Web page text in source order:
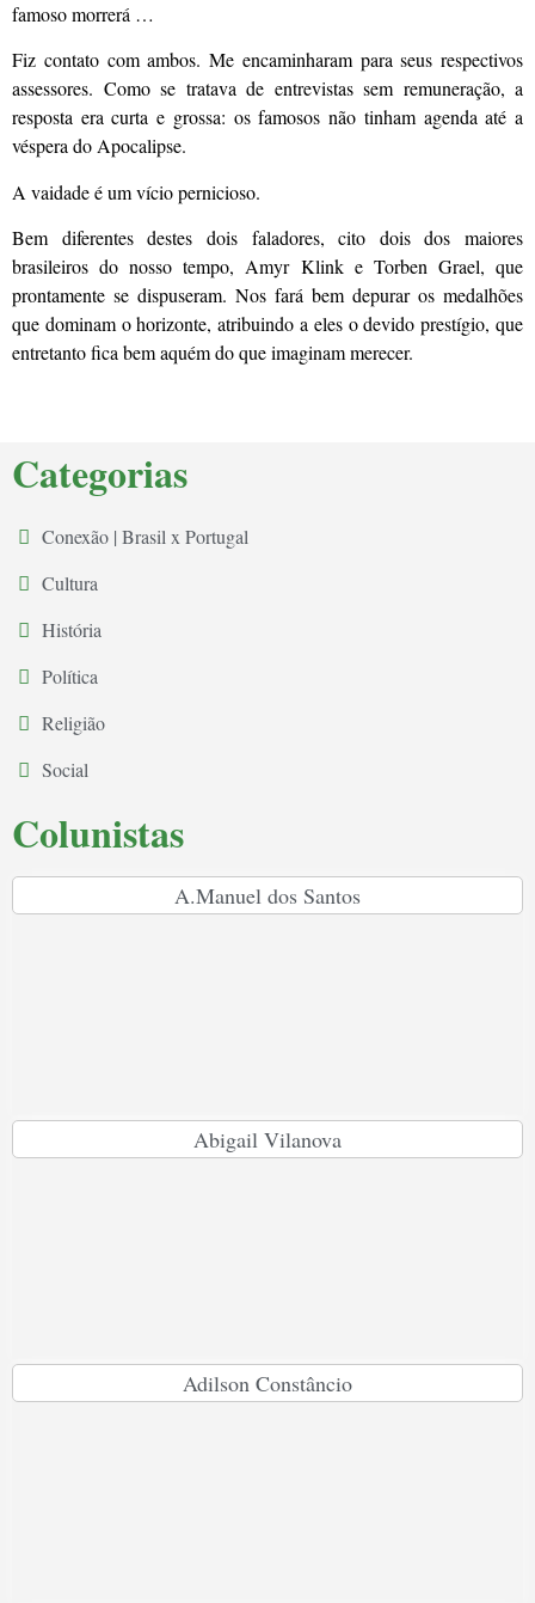
famoso morrerá …
Fiz contato com ambos. Me encaminharam para seus respectivos
assessores. Como se tratava de entrevistas sem remuneração, a
resposta era curta e grossa: os famosos não tinham agenda até a
véspera do Apocalipse.
A vaidade é um vício pernicioso.
Bem diferentes destes dois faladores, cito dois dos maiores
brasileiros do nosso tempo, Amyr Klink e Torben Grael, que
prontamente se dispuseram. Nos fará bem depurar os medalhões
que dominam o horizonte, atribuindo a eles o devido prestígio, que
entretanto fica bem aquém do que imaginam merecer.
Categorias
Conexão | Brasil x Portugal
Cultura
História
Política
Religião
Social
Colunistas
A.Manuel dos Santos
Abigail Vilanova
Adilson Constâncio